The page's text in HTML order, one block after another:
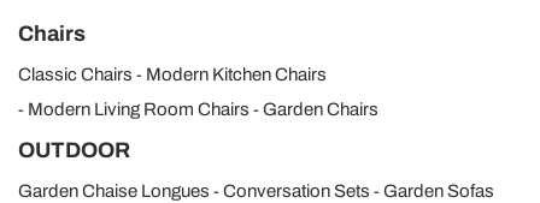
Chairs
Classic Chairs
Modern Kitchen Chairs
Modern Living Room Chairs
Garden Chairs
OUTDOOR
Garden Chaise Longues Conversation Sets
Garden Sofas